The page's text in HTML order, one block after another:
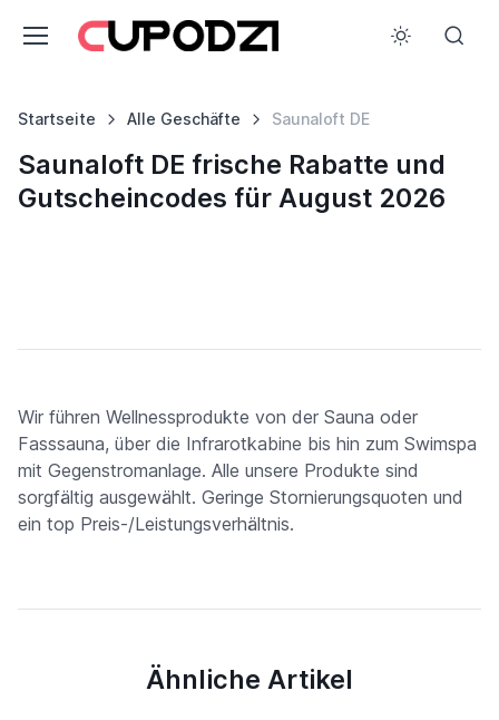
Startseite Alle Geschäfte Saunaloft DE
Saunaloft DE frische Rabatte und
Gutscheincodes für August 2026
Wir führen Wellnessprodukte von der Sauna oder
Fasssauna, über die Infrarotkabine bis hin zum Swimspa
mit Gegenstromanlage. Alle unsere Produkte sind
sorgfältig ausgewählt. Geringe Stornierungsquoten und
ein top Preis-/Leistungsverhältnis.
Ähnliche Artikel